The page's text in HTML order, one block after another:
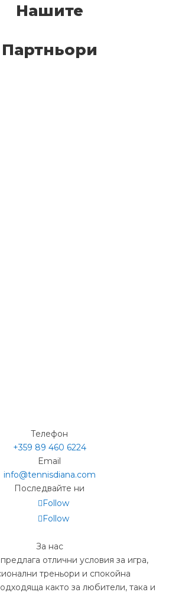
Нашите
Партньори
Телефон
+359 89 460 6224­
Email
info@tennisdiana.com
Последвайте ни
Follow
Follow
За нас
отлични условия за игра,
треньори и спокойна
както за любители, така и